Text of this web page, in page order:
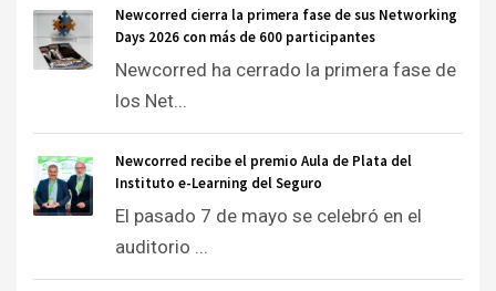
Newcorred cierra la primera fase de sus Networking
Days 2026 con más de 600 participantes
Newcorred ha cerrado la primera fase de
los Net...
Newcorred recibe el premio Aula de Plata del
Instituto e-Learning del Seguro
El pasado 7 de mayo se celebró en el
auditorio ...